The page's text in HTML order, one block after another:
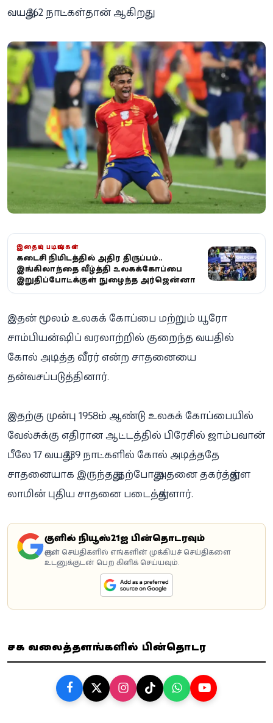
வயது 362 நாட்கள்தான் ஆகிறது.
இதையும் படியுங்கள்
கடைசி நிமிடத்தில் அதிரடி திருப்பம்..
இங்கிலாந்தை வீழ்த்தி உலகக்கோப்பை
இறுதிப்போட்டிக்குள் நுழைந்த அர்ஜென்டினா
இதன் மூலம் உலகக் கோப்பை மற்றும் யூரோ
சாம்பியன்ஷிப் வரலாற்றில் குறைந்த வயதில்
கோல் அடித்த வீரர் என்ற சாதனையை
தன்வசப்படுத்தினார்.
இதற்கு முன்பு 1958-ம் ஆண்டு உலகக் கோப்பையில்
வேல்சுக்கு எதிரான ஆட்டத்தில் பிரேசில் ஜாம்பவான்
பீலே 17 வயது 239 நாட்களில் கோல் அடித்ததே
சாதனையாக இருந்தது. தற்போது அதனை தகர்த்துள்ள
லாமின் புதிய சாதனை படைத்துள்ளார்.
கூகுளில் நியூஸ்21ஐ பின்தொடரவும்
கூகுள் செய்திகளில் எங்களின் முக்கியச் செய்திகளை
உடனுக்குடன் பெற கிளிக் செய்யவும்.
சமூக வலைத்தளங்களில் பின்தொடர